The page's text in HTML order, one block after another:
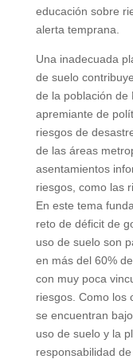
educación sobre
alerta temprana.
Una inadecuada
de suelo
de la población de
apremiante de
riesgos de
de las áreas
asentamientos
riesgos, como las
En este tema
reto de déficit de
uso de suelo son
en más del 60%
con muy poca
riesgos. Como los
se encuentran
uso de suelo y la
responsabilidad